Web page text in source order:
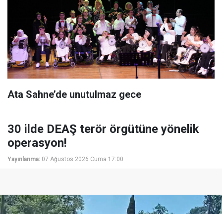
Ata Sahne’de unutulmaz gece
30 ilde DEAŞ terör örgütüne yönelik
operasyon!
Yayınlanma: 07 Ağustos 2026 Cuma 17:00